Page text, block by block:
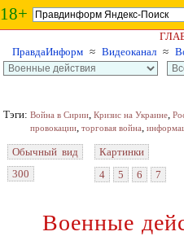
18+
ПравдаИнформ ≈ Видеоканал ≈
Тэги: Война в Сирии, Кризис на Украине,
провокации, торговая война,
Обычный вид
300
Картинки
4
5 6 7
Военные